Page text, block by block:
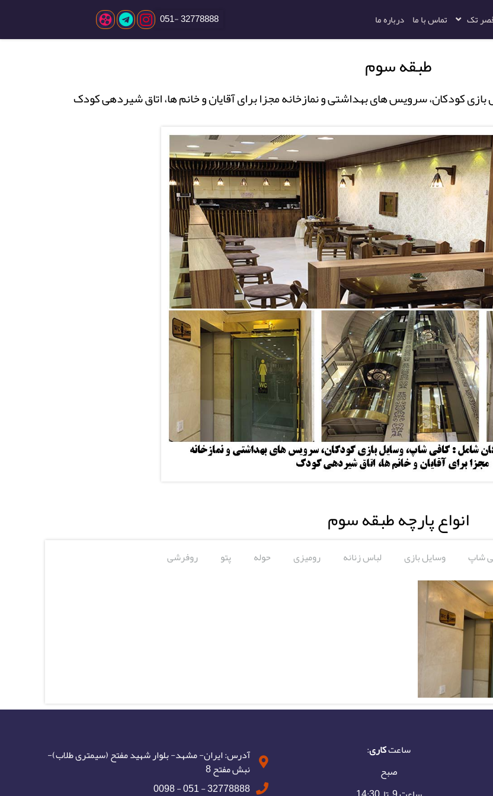
تک تماس با ما درباره ما 32778888 -051
طبقه سوم
کودکان، سرویس های بهداشتی و نمازخانه مجزا برای آقایان و خانم ها، اتاق شیردهی کودک
انواع پارچه طبقه سوم
شاپ وسایل بازی لباس زنانه رومیزی حوله پتو روفرشی
ساعتکاری:
صبح
آدرس: ایران- مشهد- بلوار شهید مفتح (سیمتری طلاب)-
نبش مفتح 8
32778888 - 051 - 0098